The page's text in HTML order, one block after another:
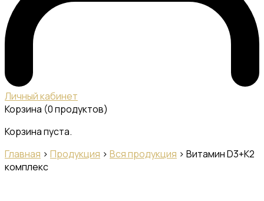
Личный кабинет
Корзина (0 продуктов)
Корзина пуста.
Главная > Продукция > Вся продукция > Витамин D3+K2
комплекс